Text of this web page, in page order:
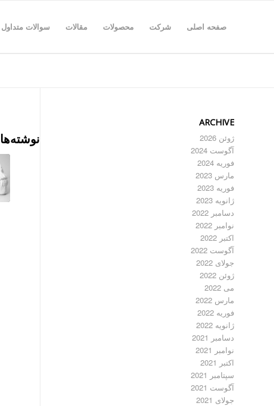
صفحه اصلی شرکت محصولات مقالات سوالات متداول
نوشته‌ها
ARCHIVE
ژوئن 2026
آگوست 2024
فوریه 2024
مارس 2023
فوریه 2023
ژانویه 2023
دسامبر 2022
نوامبر 2022
اکتبر 2022
آگوست 2022
جولای 2022
ژوئن 2022
می 2022
مارس 2022
فوریه 2022
ژانویه 2022
دسامبر 2021
نوامبر 2021
اکتبر 2021
سپتامبر 2021
آگوست 2021
جولای 2021